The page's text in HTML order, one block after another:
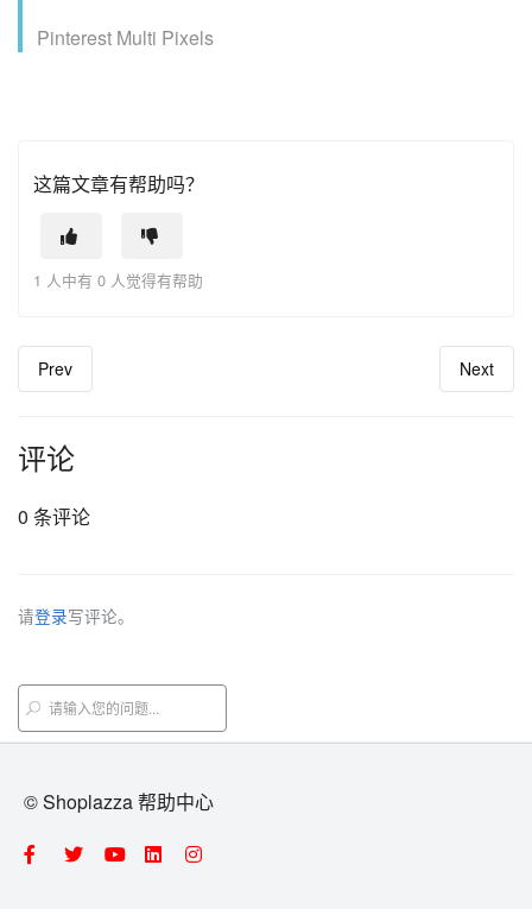
Pinterest Multi Pixels
这篇文章有帮助吗？
1 人中有 0 人觉得有帮助
Prev Next
评论
0 条评论
请登录写评论。
© Shoplazza 帮助中心